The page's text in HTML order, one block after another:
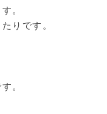
。
りです。
。